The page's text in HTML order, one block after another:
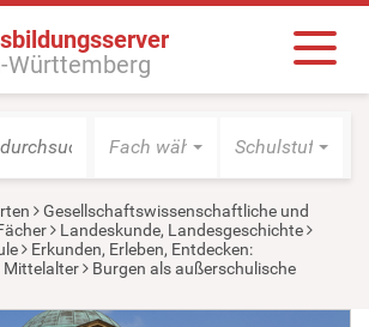
Württemberg
Fach wählen Schulstufe
Gesellschaftswissenschaftliche und
Landeskunde, Landesgeschichte
Erkunden, Erleben, Entdecken:
Mittelalter
Burgen als außerschulische